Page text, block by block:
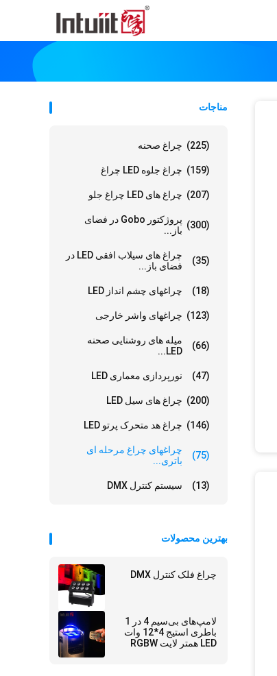
مناجات
چراغ صحنه (225)
چراغ جلوه LED چراغ (159)
چراغ های LED چراغ جلو (207)
پروژکتور Gobo در فضای
باز...
(300)
چراغ های سیلاب افقی LED در
فضای باز...
(35)
چراغهای چشم انداز LED (18)
چراغهای واشر خارجی (123)
میله های روشنایی صحنه
LED...
(66)
نورپردازی معماری LED (47)
چراغ های سیل LED (200)
چراغ هد متحرک پرتو LED (146)
چراغهای چراغ مرحله ای
باتری...
(75)
سیستم کنترل DMX (13)
بهترین محصولات
چراغ فلک کنترل DMX
لامپ‌های بی‌سیم 4 در 1
باطری استیج 4*12 وات
LED همتر لایت RGBW